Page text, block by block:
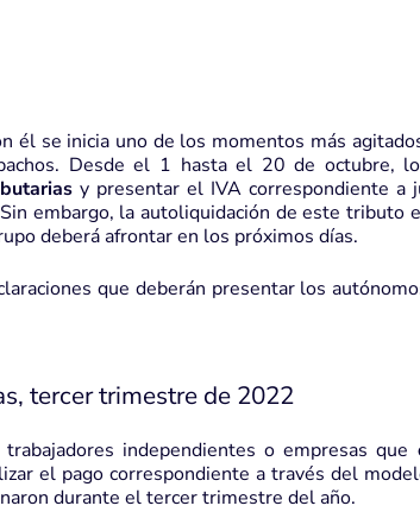
él se inicia uno de los momentos más
Desde el 1 hasta el 20 de octubre,
y presentar el IVA correspondiente a
embargo, la autoliquidación de este tributo
deberá afrontar en los próximos días.
que deberán presentar los
tercer trimestre de 2022
independientes o empresas que
el pago correspondiente a través del
durante el tercer trimestre del año.